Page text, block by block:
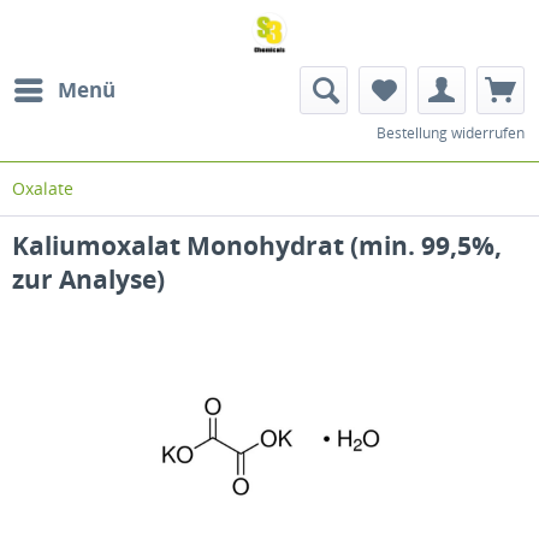
Menü
Bestellung widerrufen
Oxalate
Kaliumoxalat Monohydrat (min. 99,5%,
zur Analyse)